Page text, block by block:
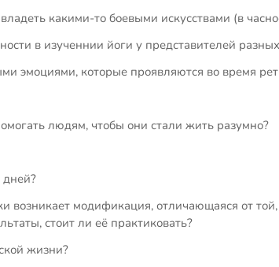
какими-то боевыми искусствами (в
в изученнии йоги у представителей
эмоциями, которые проявляются во время
людям, чтобы они стали жить разумно?
возникает модификация, отличающаяся от
стоит ли её практиковать?
жизни?